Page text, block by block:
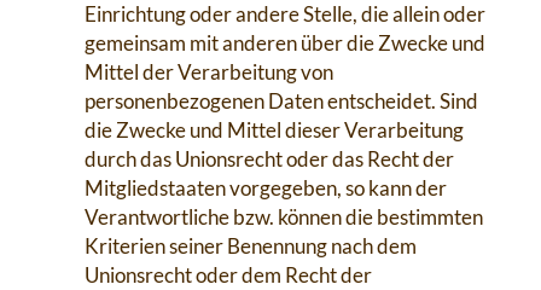
Einrichtung oder andere Stelle, die allein oder
gemeinsam mit anderen über die Zwecke und
Mittel der Verarbeitung von
personenbezogenen Daten entscheidet. Sind
die Zwecke und Mittel dieser Verarbeitung
durch das Unionsrecht oder das Recht der
Mitgliedstaaten vorgegeben, so kann der
Verantwortliche bzw. können die bestimmten
Kriterien seiner Benennung nach dem
Unionsrecht oder dem Recht der